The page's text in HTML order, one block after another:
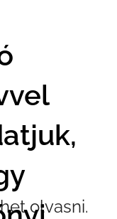
olvasni.